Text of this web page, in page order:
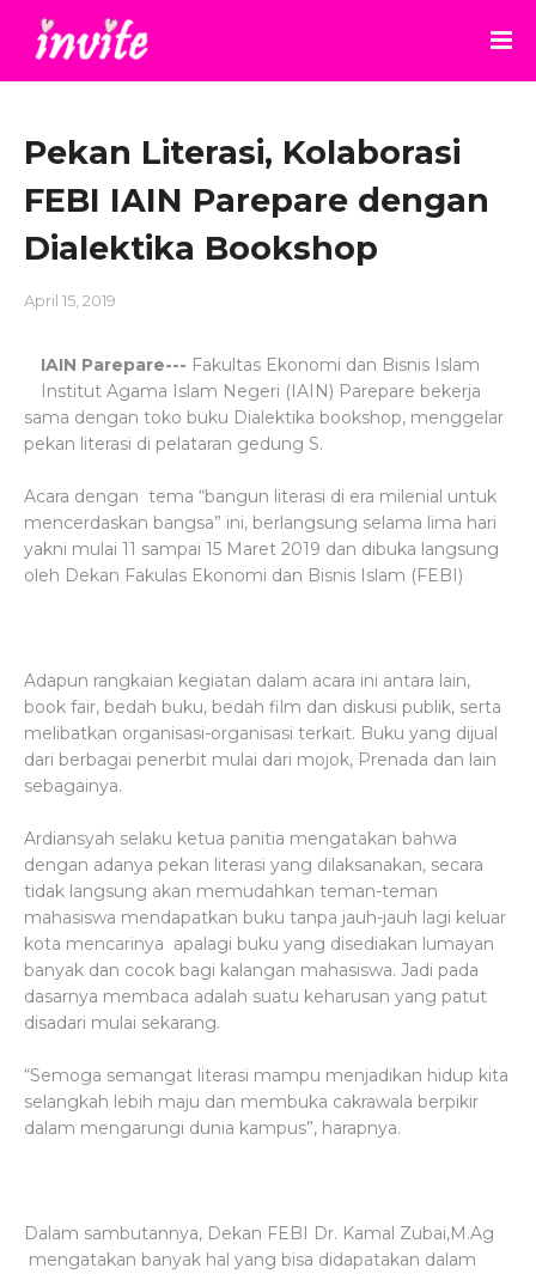
Pekan Literasi, Kolaborasi
FEBI IAIN Parepare dengan
Dialektika Bookshop
April 15, 2019
IAIN Parepare--- Fakultas Ekonomi dan Bisnis Islam
Institut Agama Islam Negeri (IAIN) Parepare bekerja
sama dengan toko buku Dialektika bookshop, menggelar
pekan literasi di pelataran gedung S.
Acara dengan tema “bangun literasi di era milenial untuk
mencerdaskan bangsa” ini, berlangsung selama lima hari
yakni mulai 11 sampai 15 Maret 2019 dan dibuka langsung
oleh Dekan Fakulas Ekonomi dan Bisnis Islam (FEBI)
Adapun rangkaian kegiatan dalam acara ini antara lain,
book fair, bedah buku, bedah film dan diskusi publik, serta
melibatkan organisasi-organisasi terkait. Buku yang dijual
dari berbagai penerbit mulai dari mojok, Prenada dan lain
sebagainya.
Ardiansyah selaku ketua panitia mengatakan bahwa
dengan adanya pekan literasi yang dilaksanakan, secara
tidak langsung akan memudahkan teman-teman
mahasiswa mendapatkan buku tanpa jauh-jauh lagi keluar
kota mencarinya apalagi buku yang disediakan lumayan
banyak dan cocok bagi kalangan mahasiswa. Jadi pada
dasarnya membaca adalah suatu keharusan yang patut
disadari mulai sekarang.
“Semoga semangat literasi mampu menjadikan hidup kita
selangkah lebih maju dan membuka cakrawala berpikir
dalam mengarungi dunia kampus”, harapnya.
Dalam sambutannya, Dekan FEBI Dr. Kamal Zubai,M.Ag
mengatakan banyak hal yang bisa didapatakan dalam